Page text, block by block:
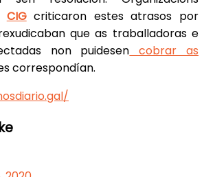
CIGcriticaron estes atrasos por
que as traballadoras e
non puidesen cobrar as
correspondían.